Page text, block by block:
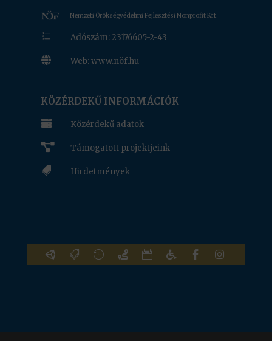
Nemzeti Örökségvédelmi Fejlesztési Nonprofit Kft.
e Adószám: 23176605-2-43
 Web: www.nöf.hu
KÖZÉRDEKŰ INFORMÁCIÓK
 Közérdekű adatok
 Támogatott projektjeink
 Hirdetmények
       